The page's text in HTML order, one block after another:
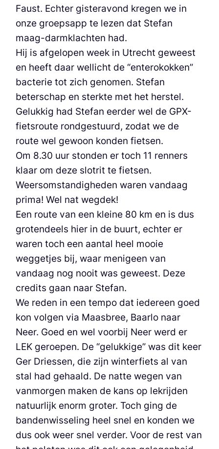
Faust. Echter gisteravond kregen we in
onze groepsapp te lezen dat Stefan
maag-darmklachten had.
Hij is afgelopen week in Utrecht geweest
en heeft daar wellicht de “enterokokken”
bacterie tot zich genomen. Stefan
beterschap en sterkte met het herstel.
Gelukkig had Stefan eerder wel de GPX-
fietsroute rondgestuurd, zodat we de
route wel gewoon konden fietsen.
Om 8.30 uur stonden er toch 11 renners
klaar om deze slotrit te fietsen.
Weersomstandigheden waren vandaag
prima! Wel nat wegdek!
Een route van een kleine 80 km en is dus
grotendeels hier in de buurt, echter er
waren toch een aantal heel mooie
weggetjes bij, waar menigeen van
vandaag nog nooit was geweest. Deze
credits gaan naar Stefan.
We reden in een tempo dat iedereen goed
kon volgen via Maasbree, Baarlo naar
Neer. Goed en wel voorbij Neer werd er
LEK geroepen. De “gelukkige” was dit keer
Ger Driessen, die zijn winterfiets al van
stal had gehaald. De natte wegen van
vanmorgen maken de kans op lekrijden
natuurlijk enorm groter. Toch ging de
bandenwisseling heel snel en konden we
dus ook weer snel verder. Voor de rest van